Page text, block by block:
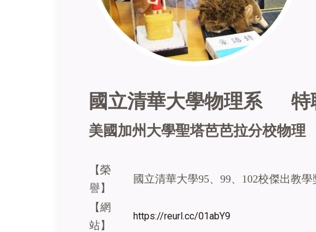
國立清華大學物理系 特
美國加州大學聖塔芭芭拉分校物
【榮
譽】
國立清華大學95、99、102校傑出教學
【網
站】
https://reurl.cc/01abY9